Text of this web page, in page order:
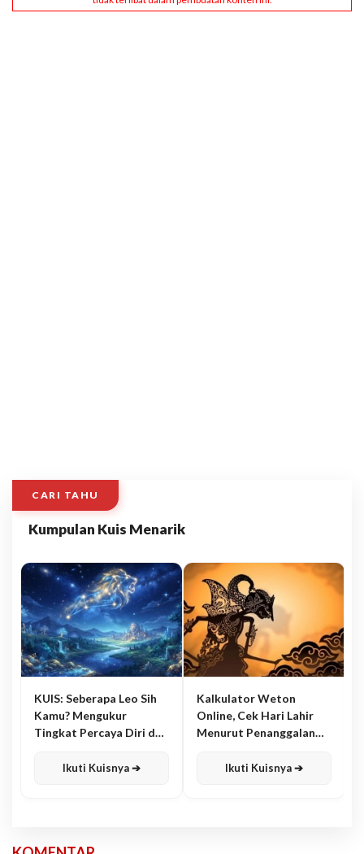
CARI TAHU
Kumpulan Kuis Menarik
KUIS: Seberapa Leo Sih
Kamu? Mengukur
Tingkat Percaya Diri dan
Ikuti Kuisnya ➔
Kalkulator Weton
Online, Cek Hari Lahir
Menurut Penanggalan
Ikuti Kuisnya ➔